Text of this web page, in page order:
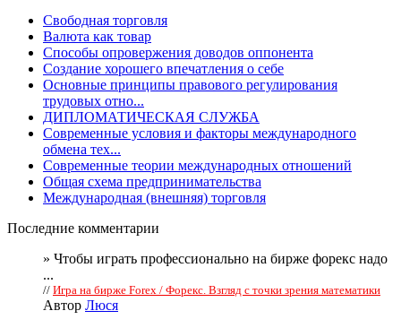
Свободная торговля
Валюта как товар
Способы опровержения доводов оппонента
Создание хорошего впечатления о себе
Основные принципы правового регулирования
трудовых отно...
ДИПЛОМАТИЧЕСКАЯ СЛУЖБА
Современные условия и факторы международного
обмена тех...
Современные теории международных отношений
Общая схема предпринимательства
Международная (внешняя) торговля
Последние комментарии
» Чтобы играть профессионально на бирже форекс надо
...
// Игра на бирже Forex / Форекс. Взгляд с точки зрения математики
Автор Люся